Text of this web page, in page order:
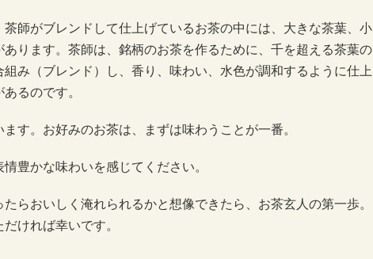
師がブレンドして仕上げているお茶の中には、大きな茶葉、小
ります。茶師は、銘柄のお茶を作るために、千を超える茶葉の
み（ブレンド）し、香り、味わい、水色が調和するように仕上
るのです。
す。お好みのお茶は、まずは味わうことが一番。
豊かな味わいを感じてください。
らおいしく淹れられるかと想像できたら、お茶玄人の第一歩。
ければ幸いです。